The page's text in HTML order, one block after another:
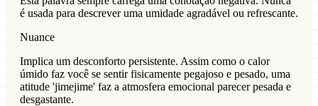
é usada para descrever uma umidade agradável ou refrescante.
Nuance
Implica um desconforto persistente. Assim como o calor
úmido faz você se sentir fisicamente pegajoso e pesado, uma
atitude 'jimejime' faz a atmosfera emocional parecer pesada e
desgastante.